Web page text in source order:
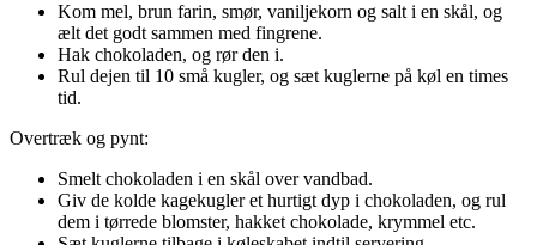
Kom mel, brun farin, smør, vaniljekorn og salt i en skål, og
ælt det godt sammen med fingrene.
Hak chokoladen, og rør den i.
Rul dejen til 10 små kugler, og sæt kuglerne på køl en times
tid.
Overtræk og pynt:
Smelt chokoladen i en skål over vandbad.
Giv de kolde kagekugler et hurtigt dyp i chokoladen, og rul
dem i tørrede blomster, hakket chokolade, krymmel etc.